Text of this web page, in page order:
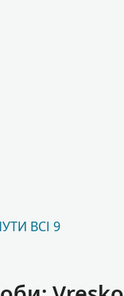
ВСІ 9